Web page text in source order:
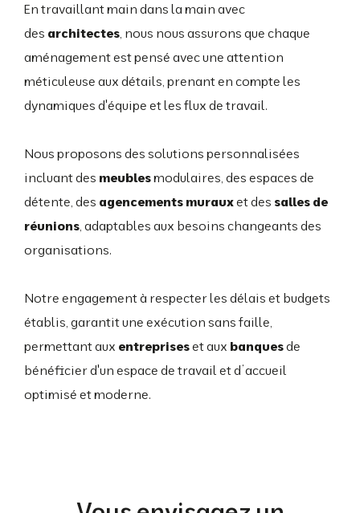
En travaillant main dans la main avec
des architectes, nous nous assurons que chaque
aménagement est pensé avec une attention
méticuleuse aux détails, prenant en compte les
dynamiques d'équipe et les flux de travail.
Nous proposons des solutions personnalisées
incluant des meublesmodulaires, des espaces de
détente, des agencements murauxet des salles de
réunions, adaptables aux besoins changeants des
organisations.
Notre engagement à respecter les délais et budgets
établis, garantit une exécution sans faille,
permettant aux entrepriseset aux banquesde
bénéficier d'un espace de travail et d’accueil
optimisé et moderne.